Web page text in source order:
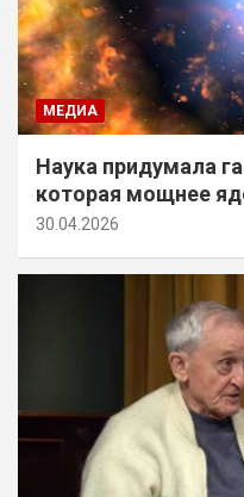
МЕДИА
Наука придумала
которая мощнее
30.04.2026